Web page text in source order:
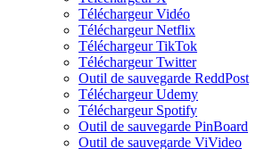
Téléchargeur Vidéo
Téléchargeur Netflix
Téléchargeur TikTok
Téléchargeur Twitter
Outil de sauvegarde ReddPost
Téléchargeur Udemy
Téléchargeur Spotify
Outil de sauvegarde PinBoard
Outil de sauvegarde ViVideo